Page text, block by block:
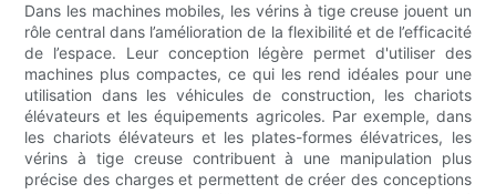
Dans les machines mobiles, les vérins à tige creuse jouent un
rôle central dans l’amélioration de la flexibilité et de l’efficacité
de l’espace. Leur conception légère permet d'utiliser des
machines plus compactes, ce qui les rend idéales pour une
utilisation dans les véhicules de construction, les chariots
élévateurs et les équipements agricoles. Par exemple, dans
les chariots élévateurs et les plates-formes élévatrices, les
vérins à tige creuse contribuent à une manipulation plus
précise des charges et permettent de créer des conceptions